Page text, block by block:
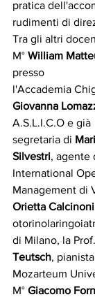
pratica
rudimenti di
Tra gli altri
M° William
presso
l'Accademia
Giovanna
A.S.L.I.C.O e già
segretaria di
Silvestri, agente
International
Management di
Orietta Calcinoni
di Milano, la
Teutsch,
Mozarteum
M° Giacomo